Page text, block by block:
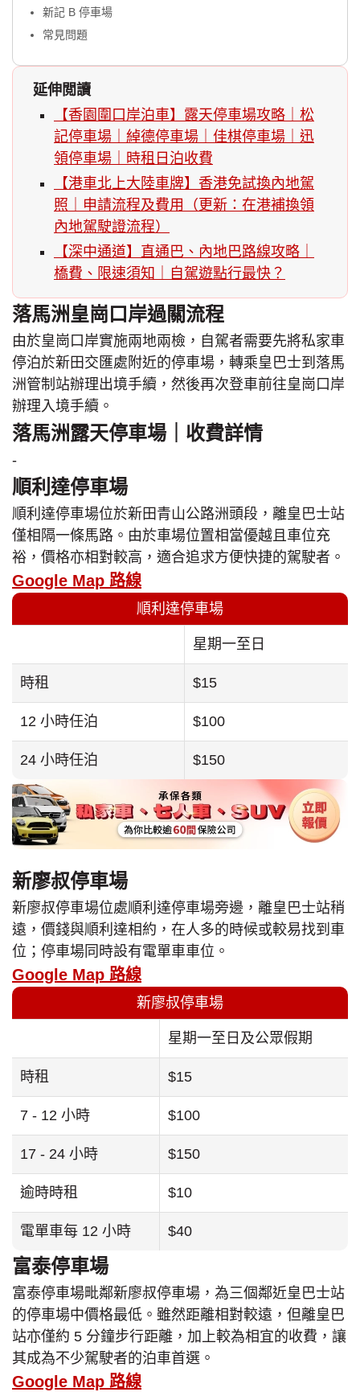
新記 B 停車場
常見問題
延伸閲讀
【香園圍口岸泊車】露天停車場攻略｜松
記停車場｜綽德停車場｜佳棋停車場｜迅
領停車場｜時租日泊收費
【港車北上大陸車牌】香港免試換內地駕
照｜申請流程及費用（更新：在港補換領
內地駕駛證流程）
【深中通道】直通巴、內地巴路線攻略｜
橋費、限速須知｜自駕遊點行最快？
落馬洲皇崗口岸過關流程
由於皇崗口岸實施兩地兩檢，自駕者需要先將私家車
停泊於新田交匯處附近的停車場，轉乘皇巴士到落馬
洲管制站辦理出境手續，然後再次登車前往皇崗口岸
辦理入境手續。
落馬洲露天停車場｜收費詳情
-
順利達停車場
順利達停車場位於新田青山公路洲頭段，離皇巴士站
僅相隔一條馬路。由於車場位置相當優越且車位充
裕，價格亦相對較高，適合追求方便快捷的駕駛者。
Google Map 路線
順利達停車場
星期一至日
時租 $15
12 小時任泊 $100
24 小時任泊 $150
新廖叔停車場
新廖叔停車場位處順利達停車場旁邊，離皇巴士站稍
遠，價錢與順利達相約，在人多的時候或較易找到車
位；停車場同時設有電單車車位。
Google Map 路線
新廖叔停車場
星期一至日及公眾假期
時租 $15
7 - 12 小時 $100
17 - 24 小時 $150
逾時時租 $10
電單車每 12 小時 $40
富泰停車場
富泰停車場毗鄰新廖叔停車場，為三個鄰近皇巴士站
的停車場中價格最低。雖然距離相對較遠，但離皇巴
站亦僅約 5 分鐘步行距離，加上較為相宜的收費，讓
其成為不少駕駛者的泊車首選。
Google Map 路線